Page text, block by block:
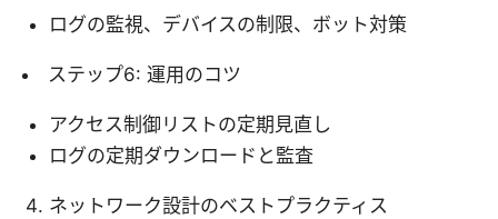
ログの監視、デバイスの制限、ボット対策
ステップ6: 運用のコツ
アクセス制御リストの定期見直し
ログの定期ダウンロードと監査
ネットワーク設計のベストプラクティス